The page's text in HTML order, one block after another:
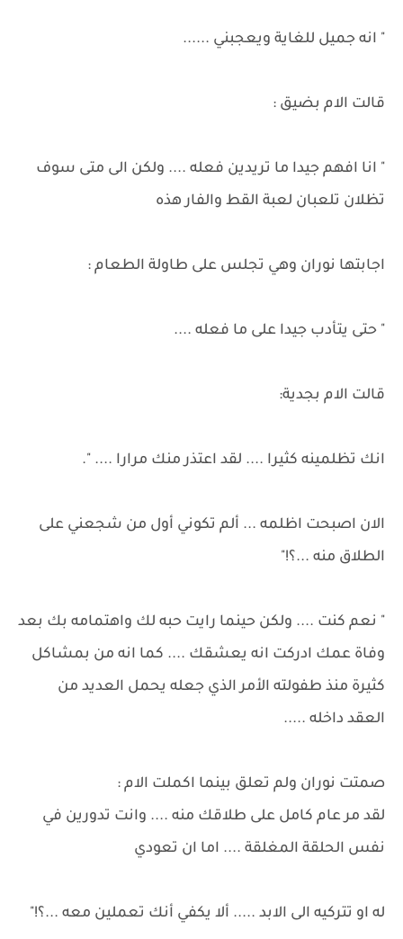
" انه جميل للغاية ويعجبني ......
قالت الام بضيق :
" انا افهم جيدا ما تريدين فعله .... ولكن الى متى سوف
تظلان تلعبان لعبة القط والفار هذه
اجابتها نوران وهي تجلس على طاولة الطعام :
" حتى يتأدب جيدا على ما فعله ....
قالت الام بجدية:
انك تظلمينه كثيرا .... لقد اعتذر منك مرارا .... ".
الان اصبحت اظلمه ... ألم تكوني أول من شجعني على
الطلاق منه ...؟!"
" نعم كنت .... ولكن حينما رايت حبه لك واهتمامه بك بعد
وفاة عمك ادركت انه يعشقك .... كما انه من بمشاكل
كثيرة منذ طفولته الأمر الذي جعله يحمل العديد من
العقد داخله .....
صمتت نوران ولم تعلق بينما اكملت الام :
لقد مر عام كامل على طلاقك منه .... وانت تدورين في
نفس الحلقة المغلقة .... اما ان تعودي
له او تتركيه الى الابد ..... ألا يكفي أنك تعملين معه ...؟!"